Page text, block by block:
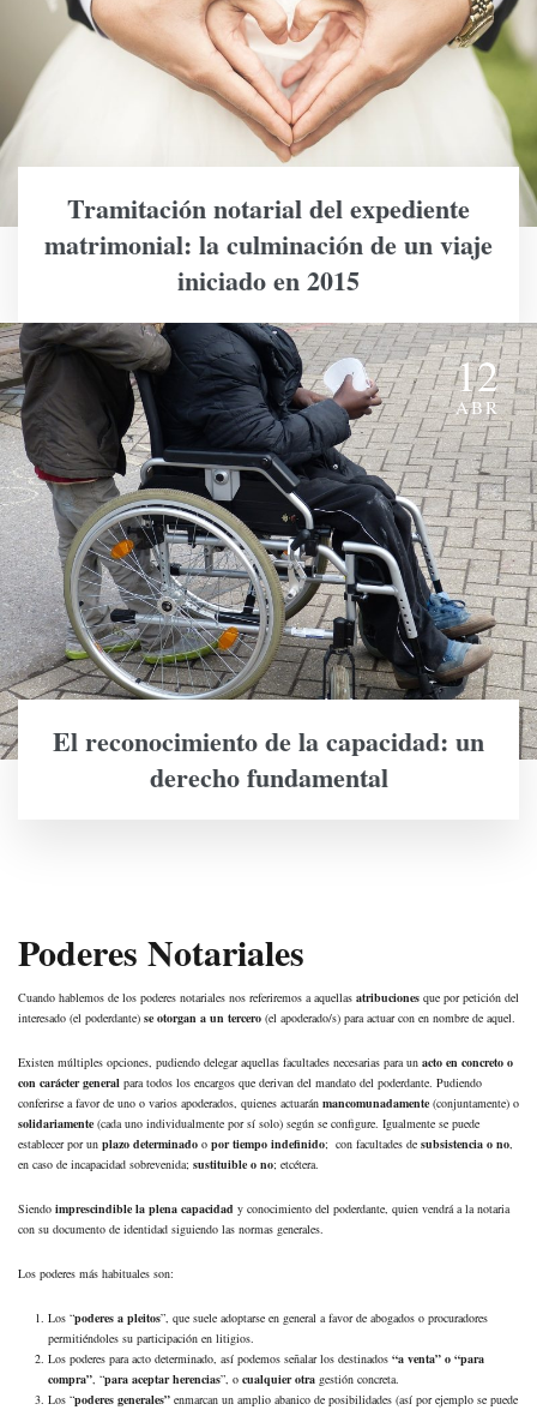
Tramitación notarial del expediente
matrimonial: la culminación de un viaje
iniciado en 2015
12
ABR
El reconocimiento de la capacidad: un
derecho fundamental
Poderes Notariales
Cuando hablemos de los poderes notariales nos referiremos a aquellas atribuciones que por petición del
interesado (el poderdante) se otorgan a un tercero (el apoderado/s) para actuar con en nombre de aquel.
Existen múltiples opciones, pudiendo delegar aquellas facultades necesarias para un acto en concreto o
con carácter general para todos los encargos que derivan del mandato del poderdante. Pudiendo
conferirse a favor de uno o varios apoderados, quienes actuarán mancomunadamente (conjuntamente) o
solidariamente (cada uno individualmente por sí solo) según se configure. Igualmente se puede
establecer por un plazo determinado o por tiempo indefinido; con facultades de subsistencia o no,
en caso de incapacidad sobrevenida; sustituible o no; etcétera.
Siendo imprescindible la plena capacidad y conocimiento del poderdante, quien vendrá a la notaria
con su documento de identidad siguiendo las normas generales.
Los poderes más habituales son:
Los “poderes a pleitos”, que suele adoptarse en general a favor de abogados o procuradores
permitiéndoles su participación en litigios.
Los poderes para acto determinado, así podemos señalar los destinados “a venta” o “para
compra”, “para aceptar herencias”, o cualquier otra gestión concreta.
Los “poderes generales” enmarcan un amplio abanico de posibilidades (así por ejemplo se puede